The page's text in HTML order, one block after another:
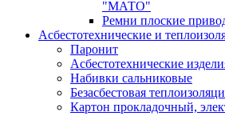
"МАТО"
Ремни плоские
Асбестотехнические и
Паронит
Асбестотехнические
Набивки сальниковые
Безасбестовая
Картон прокладочный,